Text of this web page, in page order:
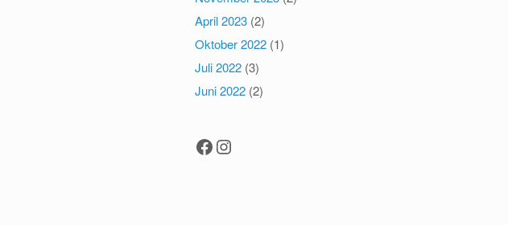
April 2023 (2)
Oktober 2022 (1)
Juli 2022 (3)
Juni 2022 (2)
Facebook
Instagram